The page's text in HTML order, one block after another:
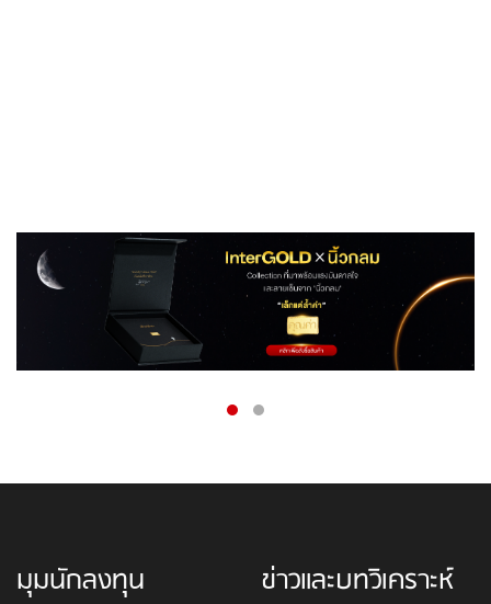
มุมนักลงทุน ข่าวและบทวิเคราะห์